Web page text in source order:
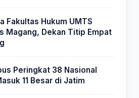
Fakultas Hukum UMTS
Magang, Dekan Titip Empat
Peringkat 38 Nasional
11 Besar di Jatim